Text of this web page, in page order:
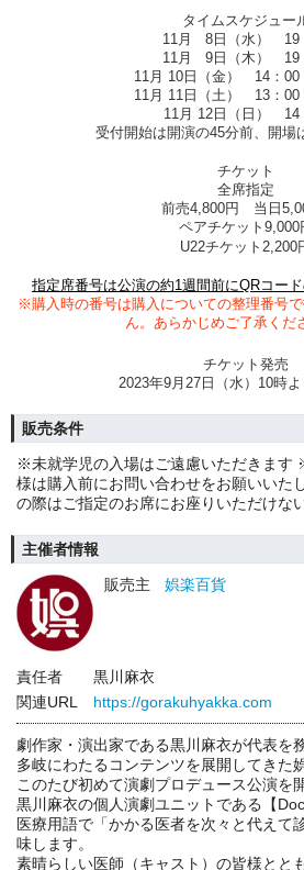
タイムスケジュー
11月 8日（水） 19
11月 9日（木） 19
11月 10日（金） 14：
11月 11日（土） 13：
11月 12日（日） 14
受付開始は開演の45分前、開場
チケット
全席指定
前売4,800円 当日
ペアチケット9,000
U22チケット2,200
指定席番号は公演の約1週間前にQRコー
※購入時の番号は購入についての整理番号
ん。あらかじめご了承くだ
チケット発売
2023年9月27日（水）10時
販売条件
※未就学児の入場はご遠慮いただきます
様は購入前にお問い合わせをお願いいた
の際はご指定のお席にお座りいただけな
主催者情報
販売主
娯楽百貨
責任者
黒川麻衣
関連URL
https://gorakuhyakka.com
劇作家・演出家である黒川麻衣が代表を
多岐にわたるコンテンツを展開してきた
このたび初めて演劇プロデュース公演を
黒川麻衣の個人演劇ユニットである【
医療用語で「かかる医者を次々と代えて
味します。
素晴らしい医師（キャスト）の皆様とと